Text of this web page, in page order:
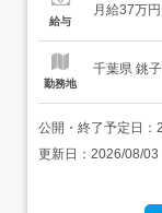
円月給額に
給与
月給37万円
勤務地
千葉県 銚
公開・終了予定日：
更新日： 2026/08/03